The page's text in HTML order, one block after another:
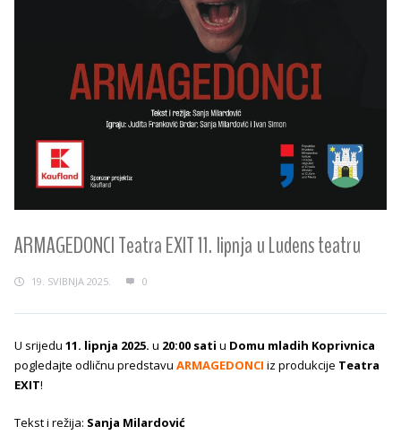
ARMAGEDONCI Teatra EXIT 11. lipnja u Ludens teatru
19. SVIBNJA 2025. 0
U srijedu 11. lipnja 2025. u 20:00 sati u Domu mladih Koprivnica
pogledajte odličnu predstavu ARMAGEDONCI iz produkcije Teatra
EXIT!
Tekst i režija: Sanja Milardović